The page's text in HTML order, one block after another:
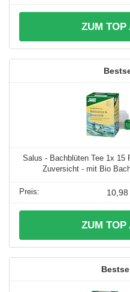
ZUM TOP
Salus - Bachblüten Tee 1x 15
Zuversicht - mit Bio
10,98
ZUM TOP